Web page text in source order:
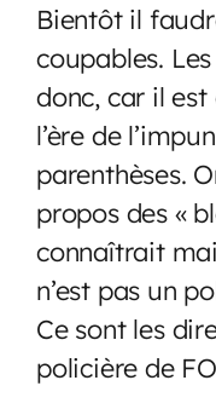
Bientôt il
coupables.
donc, car il
l’ère de
parenthèses.
propos des «
connaîtrait
n’est pas un
Ce sont les
policière de